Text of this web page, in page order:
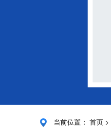
当前位置： 首页 >